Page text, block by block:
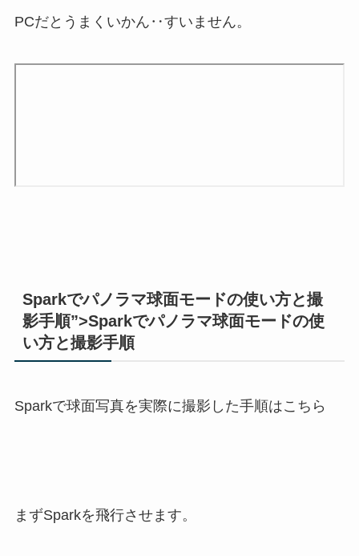
PCだとうまくいかん‥すいません。
Sparkでパノラマ球面モードの使い方と撮
影手順”>Sparkでパノラマ球面モードの使
い方と撮影手順
Sparkで球面写真を実際に撮影した手順はこちら
まずSparkを飛行させます。